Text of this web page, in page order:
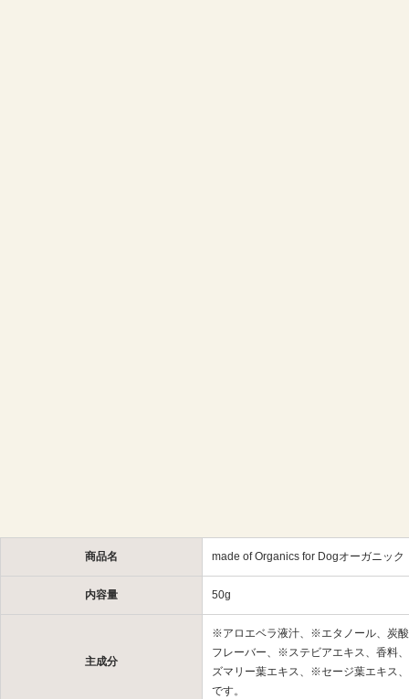
商品名 made of Organics for Dogオーガニッ
内容量 50g
主成分
※アロエベラ液汁、※エタノール、炭
フレーバー、※ステビアエキス、香料
ズマリー葉エキス、※セージ葉エキス
です。